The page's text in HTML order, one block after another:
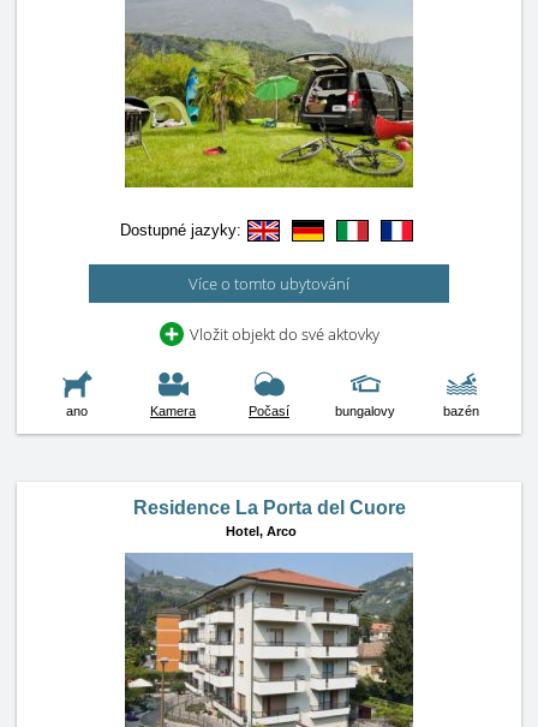
Dostupné jazyky:
Více o tomto ubytování
Vložit objekt do své aktovky
ano Kamera Počasí bungalovy bazén
Residence La Porta del Cuore
Hotel, Arco